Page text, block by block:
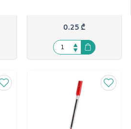
0.25 ₾